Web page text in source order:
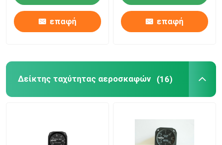
επαφή επαφή
Δείκτης ταχύτητας αεροσκαφών (16)